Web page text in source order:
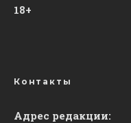
18+
Контакты
Адрес редакции: